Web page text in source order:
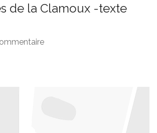
de la Clamoux -texte